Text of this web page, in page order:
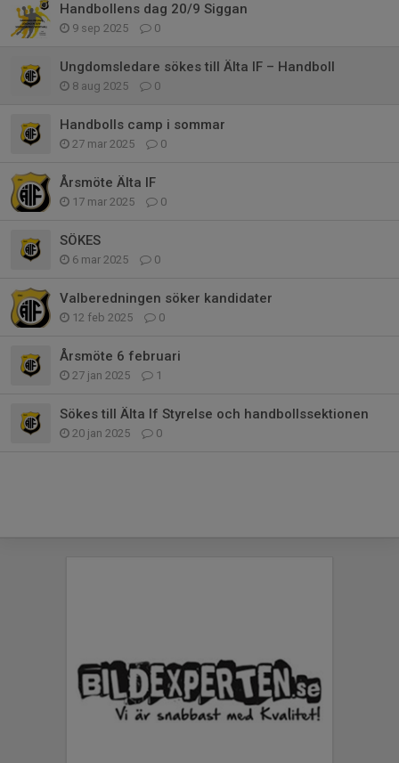
Handbollens dag 20/9 Siggan
9 sep 2025 0
Ungdomsledare sökes till Älta IF – Handboll
8 aug 2025 0
Handbolls camp i sommar
27 mar 2025 0
Årsmöte Älta IF
17 mar 2025 0
SÖKES
6 mar 2025 0
Valberedningen söker kandidater
12 feb 2025 0
Årsmöte 6 februari
27 jan 2025 1
Sökes till Älta If Styrelse och handbollssektionen
20 jan 2025 0